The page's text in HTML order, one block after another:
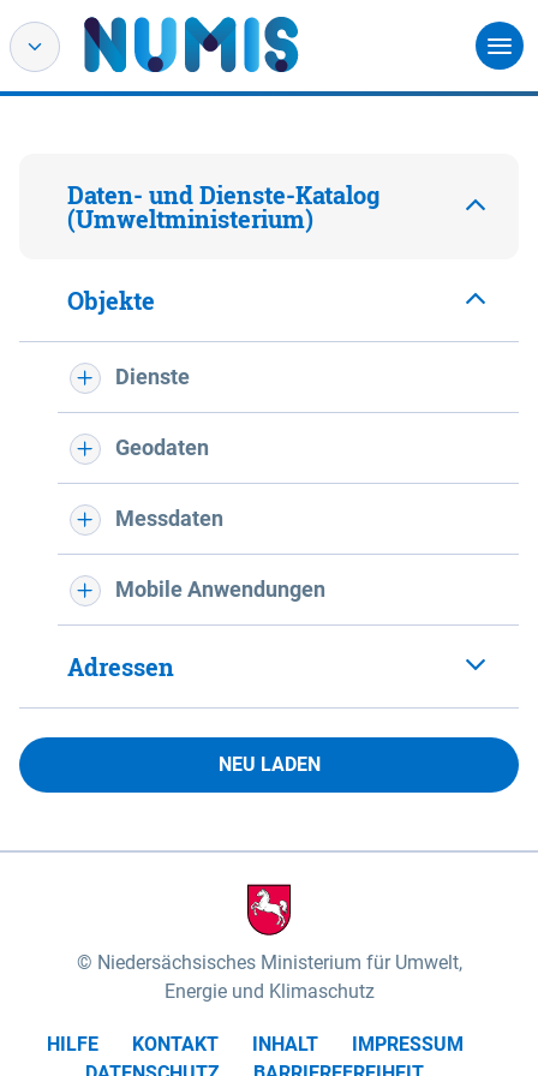
Daten- und Dienste-Katalog
(Umweltministerium)
Objekte
Dienste
Geodaten
Messdaten
Mobile Anwendungen
Adressen
NEU LADEN
Niedersächsisches Ministerium für Umwelt,
Energie und Klimaschutz
HILFE KONTAKT INHALT
IMPRESSUM